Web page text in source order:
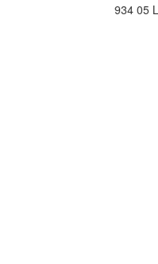
934 05